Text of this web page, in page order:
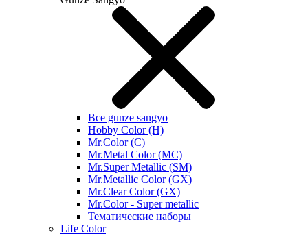
Все gunze sangyo
Hobby Color (H)
Mr.Color (C)
Mr.Metal Color (MC)
Mr.Super Metallic (SM)
Mr.Metallic Color (GX)
Mr.Clear Color (GX)
Mr.Color - Super metallic
Тематические наборы
Life Color